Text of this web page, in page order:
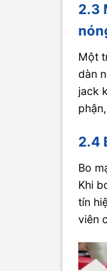
2.3
Một
dàn
jack
2.4
Bo
Khi
tín
viên